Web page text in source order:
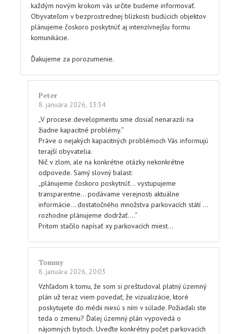
každým novým krokom vás určite budeme informovať.
Obyvateľom v bezprostrednej blízkosti budúcich objektov
plánujeme čoskoro poskytnúť aj intenzívnejšiu formu
komunikácie.
Ďakujeme za porozumenie.
Peter
8. januára 2026, 13:34
„V procese developmentu sme dosiaľ nenarazili na
žiadne kapacitné problémy.“
Práve o nejakých kapacitných problémoch Vás informujú
terajší obyvatelia.
Nič v zlom, ale na konkrétne otázky nekonkrétne
odpovede. Samý slovný balast:
„plánujeme čoskoro poskytnúť… vystupujeme
transparentne… podávame verejnosti aktuálne
informácie… dostatočného množstva parkovacích státí …
rozhodne plánujeme dodržať….“
Pritom stačilo napísať xy parkovacích miest…
Tommy
8. januára 2026, 20:03
Vzhľadom k tomu, že som si preštudoval platný územný
plán už teraz viem povedať, že vizualizácie, ktoré
poskytujete do médii niesú s ním v súlade. Požiadali ste
teda o zmenu? Ďalej územný plán vypovedá o
nájomných bytoch. Uveďte konkrétny počet parkovacích